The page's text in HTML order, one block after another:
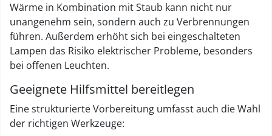
Wärme in Kombination mit Staub kann nicht nur
unangenehm sein, sondern auch zu Verbrennungen
führen. Außerdem erhöht sich bei eingeschalteten
Lampen das Risiko elektrischer Probleme, besonders
bei offenen Leuchten.
Geeignete Hilfsmittel bereitlegen
Eine strukturierte Vorbereitung umfasst auch die Wahl
der richtigen Werkzeuge: